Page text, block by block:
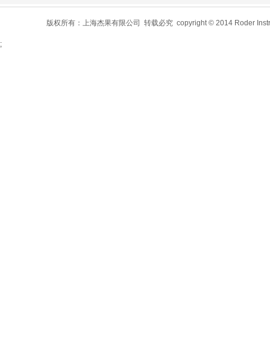
版权所有：上海杰果有限公司 转载必究 copyright © 2014 Roder
;